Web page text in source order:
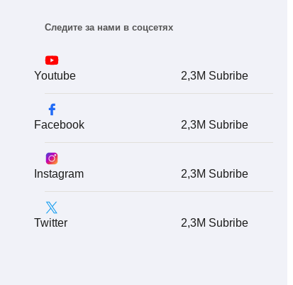
Следите за нами в соцсетях
Youtube 2,3M Subribe
Facebook 2,3M Subribe
Instagram 2,3M Subribe
Twitter 2,3M Subribe